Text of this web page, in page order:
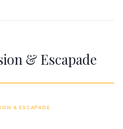
& Escapade
& ESCAPADE